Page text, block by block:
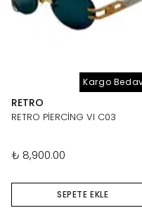
Kargo
RETRO
RETRO PİERCİNG VI C03
₺ 8,900.00
SEPETE EKLE